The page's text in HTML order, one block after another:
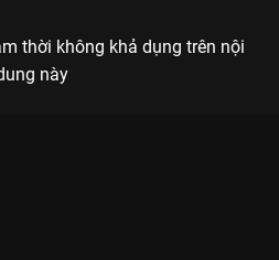
thời không khả dụng trên nội
này